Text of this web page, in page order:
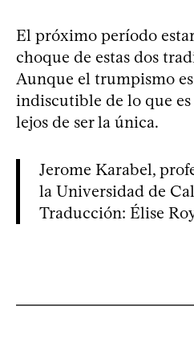
El próximo período
choque de estas dos
Aunque el trumpismo
indiscutible de lo que es
lejos de ser la única.
Jerome Karabel,
la Universidad de
Traducción: Élise